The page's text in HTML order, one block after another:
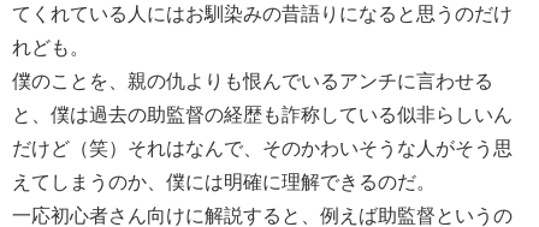
てくれている人にはお馴染みの昔語りになると思うのだけ
れども。
僕のことを、親の仇よりも恨んでいるアンチに言わせる
と、僕は過去の助監督の経歴も詐称している似非らしいん
だけど（笑）それはなんで、そのかわいそうな人がそう思
えてしまうのか、僕には明確に理解できるのだ。
一応初心者さん向けに解説すると、例えば助監督というの